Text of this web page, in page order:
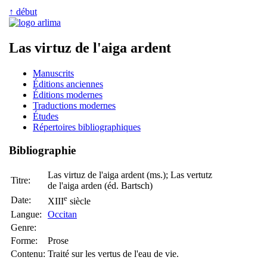
↑ début
Las virtuz de l'aiga ardent
Manuscrits
Éditions anciennes
Éditions modernes
Traductions modernes
Études
Répertoires bibliographiques
Bibliographie
Titre:
Las virtuz de l'aiga ardent (ms.); Las vertutz
de l'aiga arden (éd. Bartsch)
Date:
XIIIe siècle
Langue:
Occitan
Genre:
Forme:
Prose
Contenu: Traité sur les vertus de l'eau de vie.